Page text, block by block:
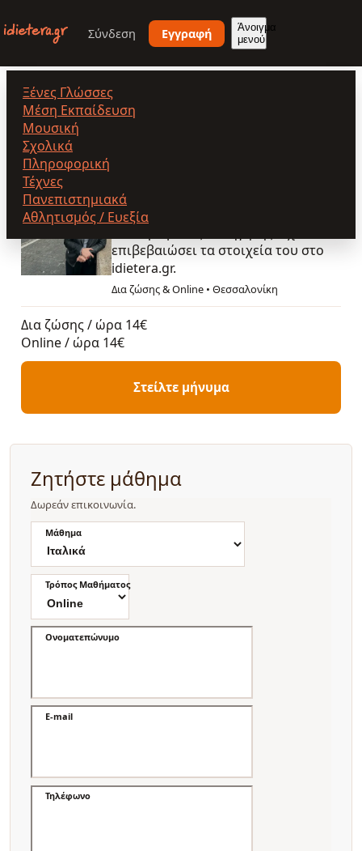
προς
κυρίως
Σύνδεση Εγγραφή
Άνοιγμα
μενού
Ξένες Γλώσσες
Μέση Εκπαίδευση
Μουσική
Σχολικά
Πληροφορική
Τέχνες
Πανεπιστημιακά
Αθλητισμός / Ευεξία
Γερακούδη Mαρία
5.0 (16)
επιβεβαιώσει τα στοιχεία του στο
idietera.gr.
Δια ζώσης & Online • Θεσσαλονίκη
Δια ζώσης / ώρα 14€
Online / ώρα 14€
Στείλτε μήνυμα
Ζητήστε μάθημα
Δωρεάν επικοινωνία.
Μάθημα
Τρόπος Μαθήματος
Ονοματεπώνυμο
E-mail
Τηλέφωνο